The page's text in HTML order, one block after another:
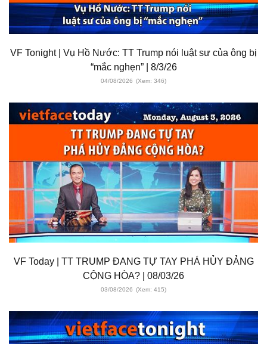
VF Tonight | Vụ Hồ Nước: TT Trump nói luật sư của ông bị
“mắc nghẹn” | 8/3/26
04/08/2026 (Xem: 346)
VF Today | TT TRUMP ĐANG TỰ TAY PHÁ HỦY ĐẢNG
CỘNG HÒA? | 08/03/26
03/08/2026 (Xem: 415)